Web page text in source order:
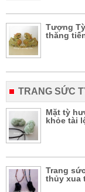
Tượng
thăng
TRANG SỨC
Mặt tỳ
khỏe tài
Trang
thủy xua